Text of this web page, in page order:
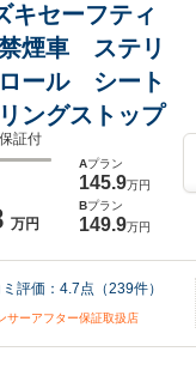
キセーフティ
煙車 ステリ
ール シート
ングストップ
保証付
万円
Aプラン
145.9万円
Bプラン
149.9万円
評価： 4.7点（239件）
サーアフター保証取扱店